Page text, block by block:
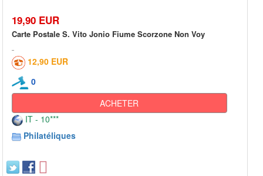
19,90 EUR
Carte Postale S. Vito Jonio Fiume Scorzone Non Voy
12,90 EUR
0
ACHETER
IT - 10***
Philatéliques